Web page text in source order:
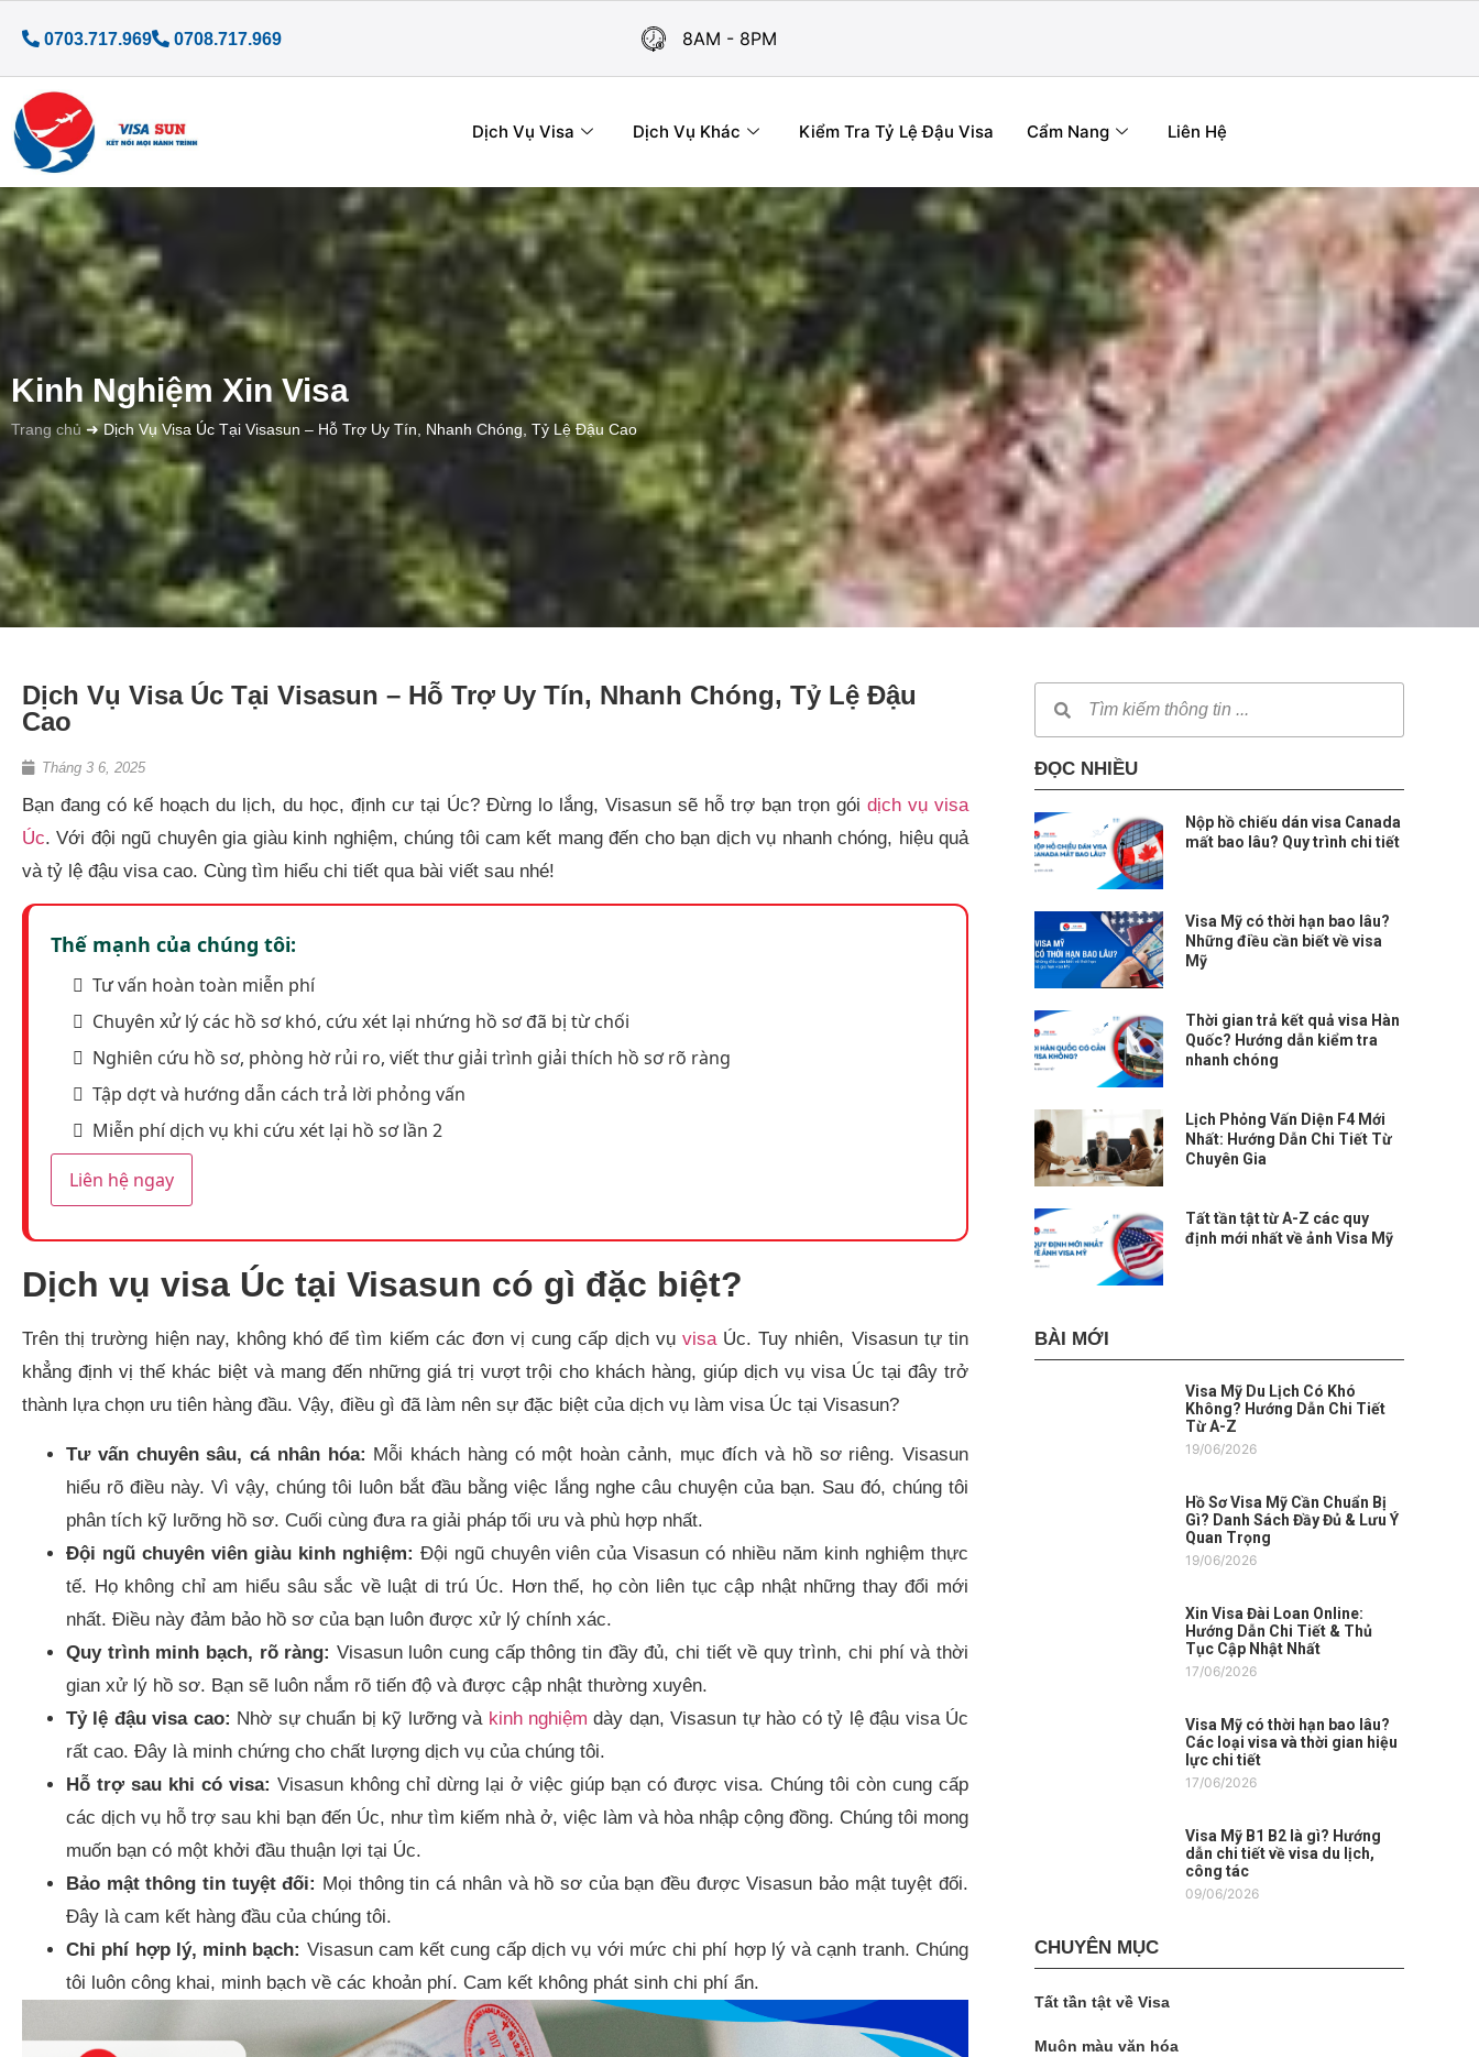
0703.717.969 0708.717.969 8AM - 8PM
Dịch Vụ Visa Dịch Vụ Khác Kiểm Tra Tỷ Lệ Đậu Visa Cẩm Nang Liên Hệ
Kinh Nghiệm Xin Visa
Trang chủ➜Dịch Vụ Visa Úc Tại Visasun – Hỗ Trợ Uy Tín, Nhanh Chóng, Tỷ Lệ Đậu Cao
Dịch Vụ Visa Úc Tại Visasun – Hỗ Trợ Uy Tín, Nhanh Chóng, Tỷ Lệ Đậu
Cao
Tháng 3 6, 2025
Bạn đang có kế hoạch du lịch, du học, định cư tại Úc? Đừng lo lắng, Visasun sẽ hỗ trợ bạn trọn gói dịch vụ visa
Úc. Với đội ngũ chuyên gia giàu kinh nghiệm, chúng tôi cam kết mang đến cho bạn dịch vụ nhanh chóng, hiệu quả
và tỷ lệ đậu visa cao. Cùng tìm hiểu chi tiết qua bài viết sau nhé!
Thế mạnh của chúng tôi:
Tư vấn hoàn toàn miễn phí
Chuyên xử lý các hồ sơ khó, cứu xét lại nhứng hồ sơ đã bị từ chối
Nghiên cứu hồ sơ, phòng hờ rủi ro, viết thư giải trình giải thích hồ sơ rõ ràng
Tập dợt và hướng dẫn cách trả lời phỏng vấn
Miễn phí dịch vụ khi cứu xét lại hồ sơ lần 2
Liên hệ ngay
Dịch vụ visa Úc tại Visasun có gì đặc biệt?
Trên thị trường hiện nay, không khó để tìm kiếm các đơn vị cung cấp dịch vụ visaÚc. Tuy nhiên, Visasun tự tin
khẳng định vị thế khác biệt và mang đến những giá trị vượt trội cho khách hàng, giúp dịch vụ visa Úc tại đây trở
thành lựa chọn ưu tiên hàng đầu. Vậy, điều gì đã làm nên sự đặc biệt của dịch vụ làm visa Úc tại Visasun?
Tư vấn chuyên sâu, cá nhân hóa: Mỗi khách hàng có một hoàn cảnh, mục đích và hồ sơ riêng. Visasun
hiểu rõ điều này. Vì vậy, chúng tôi luôn bắt đầu bằng việc lắng nghe câu chuyện của bạn. Sau đó, chúng tôi
phân tích kỹ lưỡng hồ sơ. Cuối cùng đưa ra giải pháp tối ưu và phù hợp nhất.
Đội ngũ chuyên viên giàu kinh nghiệm: Đội ngũ chuyên viên của Visasun có nhiều năm kinh nghiệm thực
tế. Họ không chỉ am hiểu sâu sắc về luật di trú Úc. Hơn thế, họ còn liên tục cập nhật những thay đổi mới
nhất. Điều này đảm bảo hồ sơ của bạn luôn được xử lý chính xác.
Quy trình minh bạch, rõ ràng: Visasun luôn cung cấp thông tin đầy đủ, chi tiết về quy trình, chi phí và thời
gian xử lý hồ sơ. Bạn sẽ luôn nắm rõ tiến độ và được cập nhật thường xuyên.
Tỷ lệ đậu visa cao: Nhờ sự chuẩn bị kỹ lưỡng và kinh nghiệm dày dạn, Visasun tự hào có tỷ lệ đậu visa Úc
rất cao. Đây là minh chứng cho chất lượng dịch vụ của chúng tôi.
Hỗ trợ sau khi có visa: Visasun không chỉ dừng lại ở việc giúp bạn có được visa. Chúng tôi còn cung cấp
các dịch vụ hỗ trợ sau khi bạn đến Úc, như tìm kiếm nhà ở, việc làm và hòa nhập cộng đồng. Chúng tôi mong
muốn bạn có một khởi đầu thuận lợi tại Úc.
Bảo mật thông tin tuyệt đối: Mọi thông tin cá nhân và hồ sơ của bạn đều được Visasun bảo mật tuyệt đối.
Đây là cam kết hàng đầu của chúng tôi.
Chi phí hợp lý, minh bạch: Visasun cam kết cung cấp dịch vụ với mức chi phí hợp lý và cạnh tranh. Chúng
tôi luôn công khai, minh bạch về các khoản phí. Cam kết không phát sinh chi phí ẩn.
ĐỌC NHIỀU
Nộp hồ chiếu dán visa Canada
mất bao lâu? Quy trình chi tiết
Visa Mỹ có thời hạn bao lâu?
Những điều cần biết về visa
Mỹ
Thời gian trả kết quả visa Hàn
Quốc? Hướng dẫn kiểm tra
nhanh chóng
Lịch Phỏng Vấn Diện F4 Mới
Nhất: Hướng Dẫn Chi Tiết Từ
Chuyên Gia
Tất tần tật từ A-Z các quy
định mới nhất về ảnh Visa Mỹ
BÀI MỚI
Visa Mỹ Du Lịch Có Khó
Không? Hướng Dẫn Chi Tiết
Từ A-Z
19/06/2026
Hồ Sơ Visa Mỹ Cần Chuẩn Bị
Gì? Danh Sách Đầy Đủ & Lưu Ý
Quan Trọng
19/06/2026
Xin Visa Đài Loan Online:
Hướng Dẫn Chi Tiết & Thủ
Tục Cập Nhật Nhất
17/06/2026
Visa Mỹ có thời hạn bao lâu?
Các loại visa và thời gian hiệu
lực chi tiết
17/06/2026
Visa Mỹ B1 B2 là gì? Hướng
dẫn chi tiết về visa du lịch,
công tác
09/06/2026
CHUYÊN MỤC
Tất tần tật về Visa
Muôn màu văn hóa